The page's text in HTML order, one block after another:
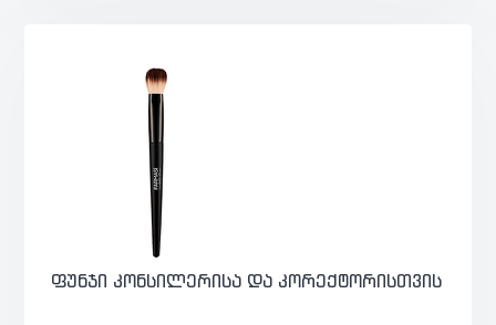
ფუნჯი კონსილერისა და კორექტორისთვის